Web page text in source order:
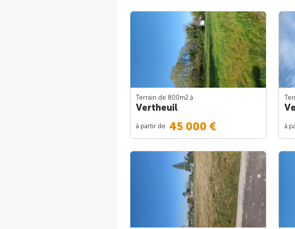
Terrain de 800m2 à
Vertheuil
à partir de 45 000 € à